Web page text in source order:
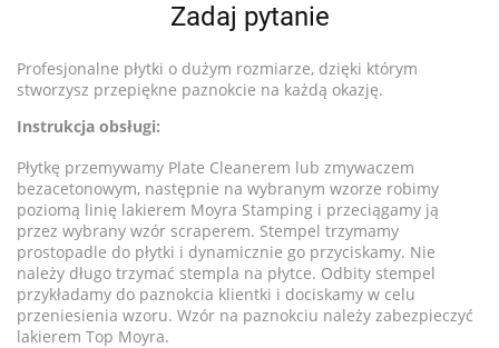
Zadaj pytanie
Profesjonalne płytki o dużym rozmiarze, dzięki którym
stworzysz przepiękne paznokcie na każdą okazję.
Instrukcja obsługi:
Płytkę przemywamy Plate Cleanerem lub zmywaczem
bezacetonowym, następnie na wybranym wzorze robimy
poziomą linię lakierem Moyra Stamping i przeciągamy ją
przez wybrany wzór scraperem. Stempel trzymamy
prostopadle do płytki i dynamicznie go przyciskamy. Nie
należy długo trzymać stempla na płytce. Odbity stempel
przykładamy do paznokcia klientki i dociskamy w celu
przeniesienia wzoru. Wzór na paznokciu należy zabezpieczyć
lakierem Top Moyra.